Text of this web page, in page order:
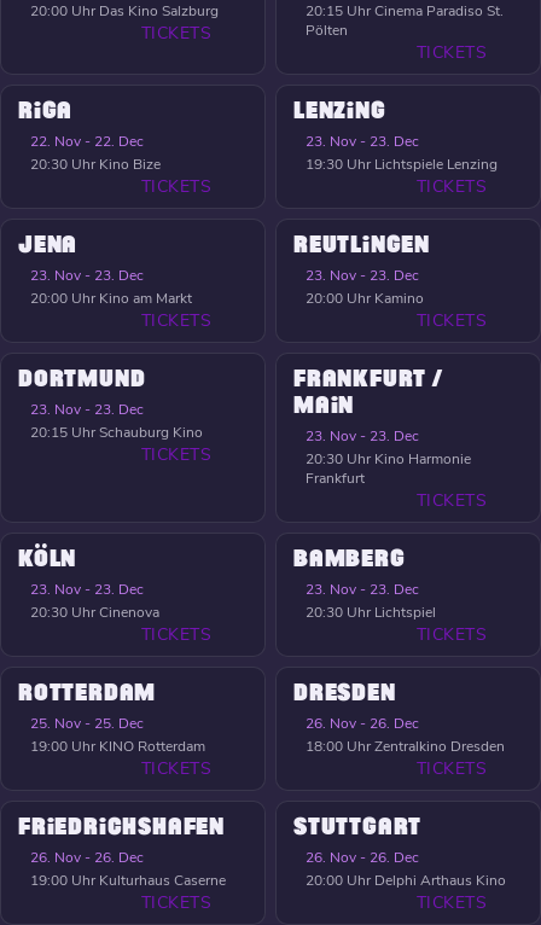
20:00 Uhr Das Kino Salzburg
TICKETS
20:15 UhrCinema Paradiso St.
Pölten
TICKETS
RIGA
22. Nov - 22. Dec
20:30 Uhr Kino Bize
TICKETS
LENZING
23. Nov - 23. Dec
19:30 Uhr Lichtspiele Lenzing
TICKETS
JENA
23. Nov - 23. Dec
20:00 Uhr Kino am Markt
TICKETS
REUTLINGEN
23. Nov - 23. Dec
20:00 Uhr Kamino
TICKETS
DORTMUND
23. Nov - 23. Dec
20:15 UhrSchauburg Kino
TICKETS
FRANKFURT /
MAIN
23. Nov - 23. Dec
20:30 Uhr Kino Harmonie
Frankfurt
TICKETS
KÖLN
23. Nov - 23. Dec
20:30 UhrCinenova
TICKETS
BAMBERG
23. Nov - 23. Dec
20:30 Uhr Lichtspiel
TICKETS
ROTTERDAM
25. Nov - 25. Dec
19:00 Uhr KINO Rotterdam
TICKETS
DRESDEN
26. Nov - 26. Dec
18:00 UhrZentralkino Dresden
TICKETS
FRIEDRICHSHAFEN
26. Nov - 26. Dec
19:00 Uhr Kulturhaus Caserne
TICKETS
STUTTGART
26. Nov - 26. Dec
20:00 Uhr Delphi Arthaus Kino
TICKETS